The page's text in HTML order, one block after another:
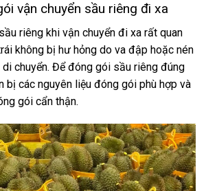
vận chuyển sầu riêng đi xa
riêng khi vận chuyển đi xa rất quan
không bị hư hỏng do va đập hoặc nén
chuyển. Để đóng gói sầu riêng đúng
bị các nguyên liệu đóng gói phù hợp và
gói cẩn thận.